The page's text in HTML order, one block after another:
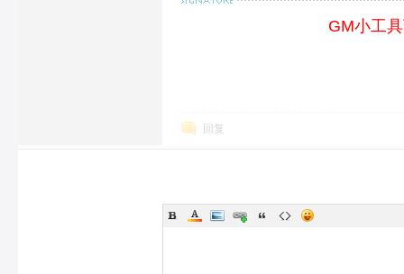
GM小工
回复